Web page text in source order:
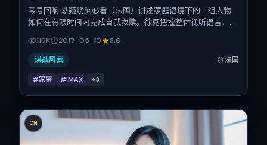
零号回响·悬疑烧脑必看（法国）讲述家庭语境下的一组人物
如何在有限时间内完成自我救赎。徐克把控整体视听语言，童
2017-05-10 起陆续登陆院线与网络平台，春季档公映，片长
103分钟。
119K 2017-05-10 8.6
谍战风云 法国
#家庭 #IMAX +3
CN